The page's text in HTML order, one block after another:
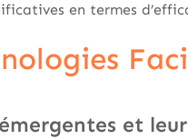
en termes
et